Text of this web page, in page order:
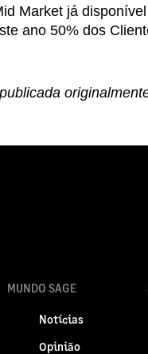
Market já
ano 50% dos
MUNDO SAGE
Notícias
Opinião